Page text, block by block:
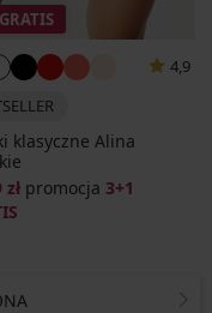
4,9
klasyczne Alina
zł promocja 3+1